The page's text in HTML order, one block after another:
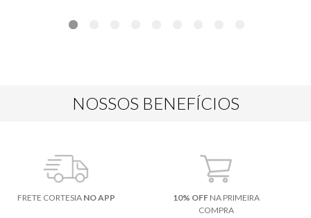
NOSSOS BENEFÍCIOS
FRETE CORTESIA NO APP 10% OFFNA PRIMEIRA
COMPRA